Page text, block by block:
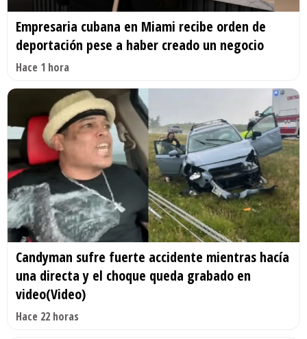
Empresaria cubana en Miami recibe orden de
deportación pese a haber creado un negocio
Hace 1 hora
Candyman sufre fuerte accidente mientras hacía
una directa y el choque queda grabado en
video(Video)
Hace 22 horas